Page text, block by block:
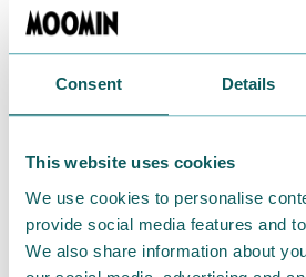
Consent Details
This website uses cookies
We use cookies to personalise
provide social media features and
We also share information about
のフレーバーは定番のスイートか
ドゥヤ、リキュール入りなどバラ
プレゼントとしても申し分なし。
価格：1,100円（税抜）